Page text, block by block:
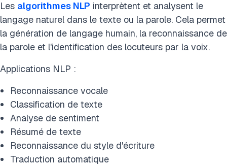
Les algorithmes NLP interprètent et analysent le
langage naturel dans le texte ou la parole. Cela permet
la génération de langage humain, la reconnaissance de
la parole et l'identification des locuteurs par la voix.
Applications NLP :
Reconnaissance vocale
Classification de texte
Analyse de sentiment
Résumé de texte
Reconnaissance du style d'écriture
Traduction automatique